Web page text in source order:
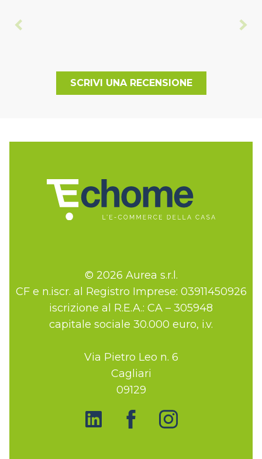
SCRIVI UNA RECENSIONE
© 2026 Aurea s.r.l.
CF e n.iscr. al Registro Imprese: 03911450926
iscrizione al R.E.A.: CA – 305948
capitale sociale 30.000 euro, i.v.
Via Pietro Leo n. 6
Cagliari
09129